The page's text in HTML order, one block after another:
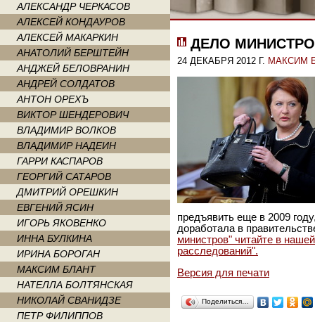
АЛЕКСАНДР ЧЕРКАСОВ
АЛЕКСЕЙ КОНДАУРОВ
АЛЕКСЕЙ МАКАРКИН
АНАТОЛИЙ БЕРШТЕЙН
АНДЖЕЙ БЕЛОВРАНИН
АНДРЕЙ СОЛДАТОВ
АНТОН ОРЕХЪ
ВИКТОР ШЕНДЕРОВИЧ
ВЛАДИМИР ВОЛКОВ
ВЛАДИМИР НАДЕИН
ГАРРИ КАСПАРОВ
ГЕОРГИЙ САТАРОВ
ДМИТРИЙ ОРЕШКИН
ЕВГЕНИЙ ЯСИН
ИГОРЬ ЯКОВЕНКО
ИННА БУЛКИНА
ИРИНА БОРОГАН
МАКСИМ БЛАНТ
НАТЕЛЛА БОЛТЯНСКАЯ
НИКОЛАЙ СВАНИДЗЕ
ПЕТР ФИЛИППОВ
ДЕЛО
24 ДЕКАБРЯ 2012 Г. МАКСИМ
предъявить еще в 2009
доработала в
министров" читайте в
расследований".
Версия для печати
Поделиться…